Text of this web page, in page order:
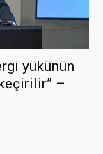
yükünün
–